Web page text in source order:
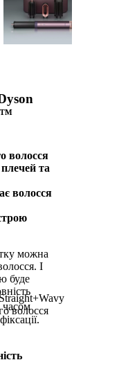
волосся
та
волосся
можна
І
буде
часом
волосся